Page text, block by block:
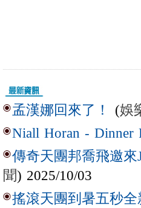
孟漢娜回來了！ (娛
Niall Horan - Dinner
傳奇天團邦喬飛邀
聞) 2025/10/03
搖滾天團到暑五秒